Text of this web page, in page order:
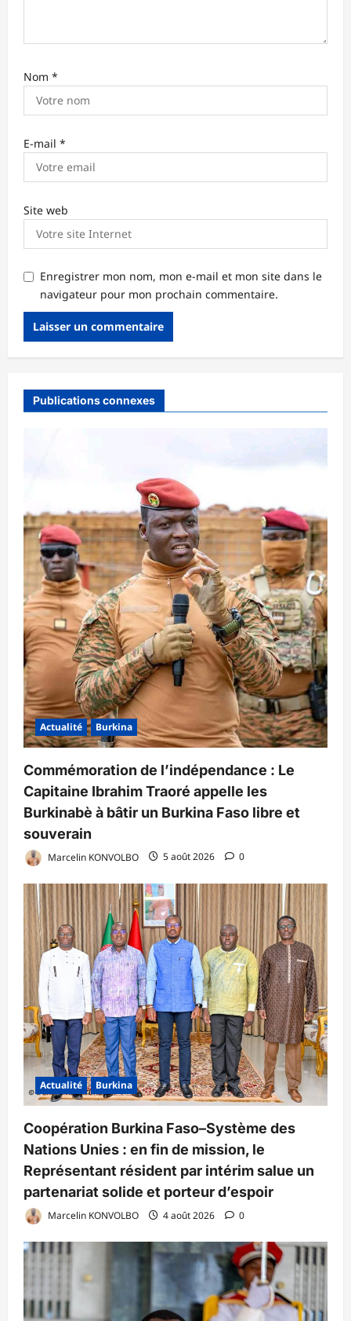
Nom *
E-mail *
Site web
Enregistrer mon nom, mon e-mail et mon site dans le
navigateur pour mon prochain commentaire.
Publications connexes
Actualité Burkina
Commémoration de l’indépendance : Le
Capitaine Ibrahim Traoré appelle les
Burkinabè à bâtir un Burkina Faso libre et
souverain
Marcelin KONVOLBO 5 août 2026 0
Actualité Burkina
Coopération Burkina Faso–Système des
Nations Unies : en fin de mission, le
Représentant résident par intérim salue un
partenariat solide et porteur d’espoir
Marcelin KONVOLBO 4 août 2026 0